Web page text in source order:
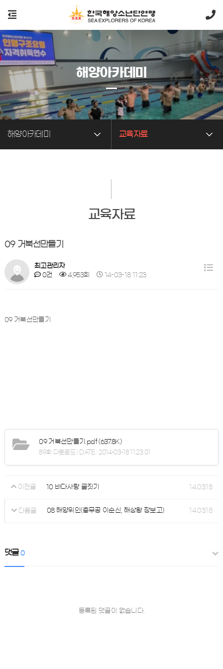
해양아카데미 교육자료
해양아카데미
교육자료
09 거북선만들기
최고관리자
0건
4,953회 14-03-18 11:23
09 거북선만들기
09 거북선만들기.pdf(637.8K)
89회 다운로드 | DATE : 2014-03-18 11:23:01
이전글 10 바다사랑 글짓기 14.03.18
다음글 08 해양위인(충무공 이순신, 해상왕 장보고) 14.03.18
댓글0
등록된 댓글이 없습니다.